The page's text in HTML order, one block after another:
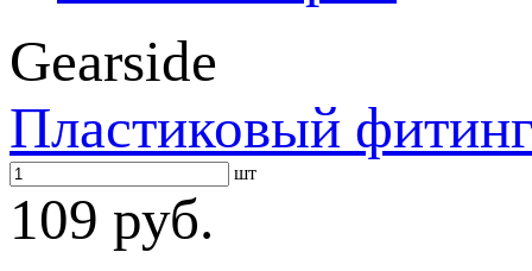
Gearside
Пластиковый
шт
109 руб.